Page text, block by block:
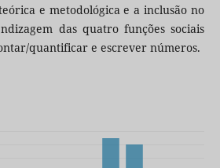
e metodológica e a inclusão no
das quatro funções sociais
quantificar e escrever números.